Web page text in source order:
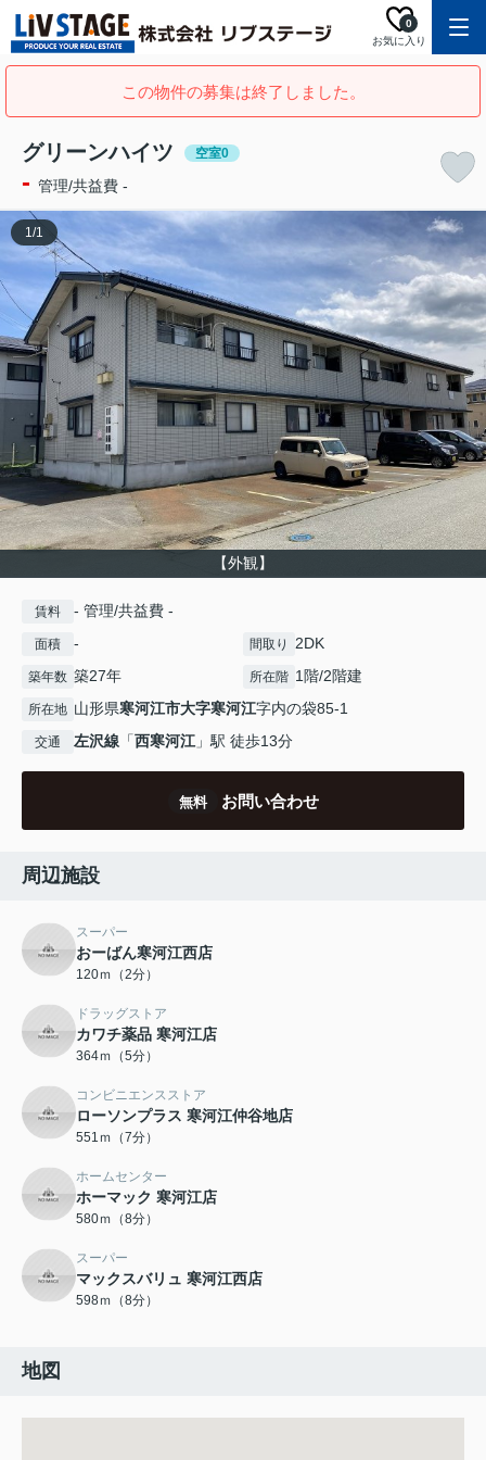
お気に入り
0
この物件の募集は終了しました。
グリーンハイツ 空室0
- 管理/共益費 -
【外観】
1/1
賃料 - 管理/共益費 -
面積 - 間取り 2DK
築年数 築27年 所在階 1階/2階建
所在地 山形県寒河江市大字寒河江字内の袋85-1
交通 左沢線 「西寒河江」駅 徒歩13分
無料 お問い合わせ
周辺施設
スーパー
おーばん寒河江西店
120ｍ（2分）
ドラッグストア
カワチ薬品 寒河江店
364ｍ（5分）
コンビニエンスストア
ローソンプラス 寒河江仲谷地店
551ｍ（7分）
ホームセンター
ホーマック 寒河江店
580ｍ（8分）
スーパー
マックスバリュ 寒河江西店
598ｍ（8分）
地図